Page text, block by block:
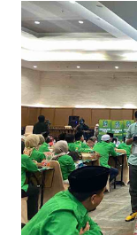
Dengan produksi
menyumbangkan
jalar di wilayah ini.
pertanian yang
utama produksi
Posisi kedua
dengan total
dikenal dengan
jalar yang baik,